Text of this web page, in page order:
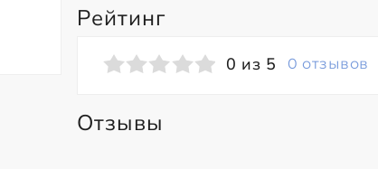
Рейтинг
0 из 5 0 отзывов
Отзывы